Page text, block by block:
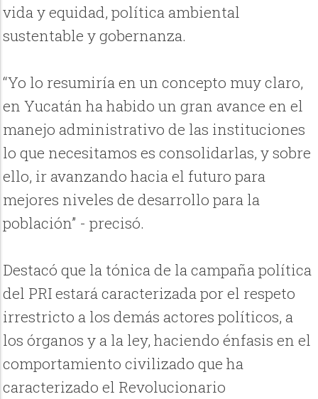
vida y equidad, política ambiental
sustentable y gobernanza.
“Yo lo resumiría en un concepto muy claro,
en Yucatán ha habido un gran avance en el
manejo administrativo de las instituciones
lo que necesitamos es consolidarlas, y sobre
ello, ir avanzando hacia el futuro para
mejores niveles de desarrollo para la
población” - precisó.
Destacó que la tónica de la campaña política
del PRI estará caracterizada por el respeto
irrestricto a los demás actores políticos, a
los órganos y a la ley, haciendo énfasis en el
comportamiento civilizado que ha
caracterizado el Revolucionario